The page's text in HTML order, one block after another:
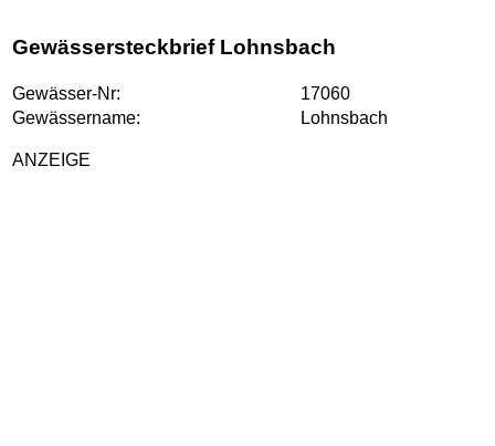
Gewässersteckbrief Lohnsbach
Gewässer-Nr:
17060
Gewässername:
Lohnsbach
ANZEIGE